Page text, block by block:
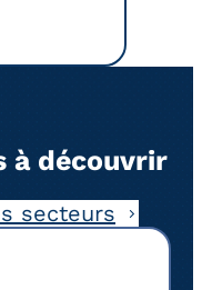
à découvrir
secteurs